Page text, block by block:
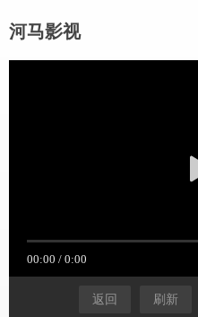
河马影视
返回 刷新